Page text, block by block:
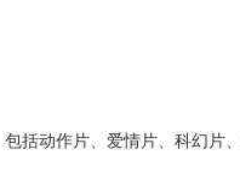
括动作片、爱情片、科幻片